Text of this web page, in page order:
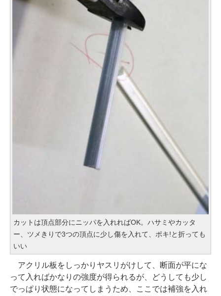
カットは頂点部分にニッパを入れればOK。ハサミやカッタ
ー、ツメきりで3つの頂点に少し傷を入れて、ポキ!と折っても
いい
アクリル板をしっかりヤスリがけして、断面が平にな
って入ればかなりの強度が得られるが、どうしても少し
でっぱり状態になってしまうため、ここでは補強を入れ